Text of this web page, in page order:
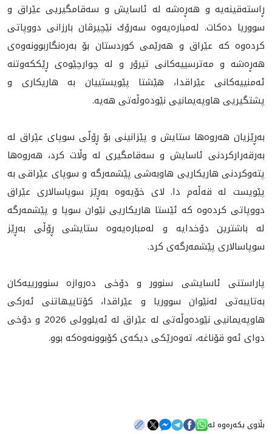
ڕاسته‌قينه‌يه‌ و هه‌ڕه‌شه‌ له‌ ئاسايش و سه‌قامگيريى عێراق و
سووريا ده‌كات. له‌مباره‌يه‌وه‌ سه‌رۆك نێچيرڤان بارزانى دووپاتى
كرده‌وه‌ كه‌ عێراق و هه‌رێمى كوردستان بۆ به‌ره‌نگاربوونه‌وه‌ى
هه‌ڕه‌شه‌ و مه‌ترسیيه‌كانى تيرۆر و له‌ چوارچێوه‌ى ڕێككه‌وتنه‌
ئه‌منيیه‌كانى عێراقدا، هێشتا پێويستييان به‌ هاريكارى و
پشتگيريى هاوپه‌يمانيى نێوده‌وڵه‌تى هه‌يه‌.
به‌ڕێزيان هه‌روه‌ها ستايش و پێزانينى بۆ ڕۆڵى سوپاى عێراق له‌
به‌رقه‌راركردنى ئاسايش و سه‌قامگيرى له‌ وڵات كرد، هه‌روه‌ها
پته‌وكردنى هاريكاريى هاوبه‌شى پێشمه‌رگه‌ و سوپاى عێراقى به‌
پێويست له‌ قه‌ڵه‌م دا. لاى خۆيه‌وه ‌به‌ڕێز سوپاسالارى عێراق
دووپاتى كرده‌وه‌ كه‌ ئێستا هاريكاريى نێوان سوپا و پێشمه‌رگه‌
له‌ باشترين دۆخدايه‌ و له‌مباره‌يه‌وه‌ ستايشى ڕۆڵى به‌ڕێز
سوپاسالارى پێشمه‌رگه‌ى كرد.
پاراستنى ئاسايشى سنوور و دۆخى ده‌روازه‌ سنوورييه‌كان
به‌تايبه‌تى له‌نێوان سووريا و عێراقدا، كۆتاييهاتنى ئه‌ركى
هاوپه‌يمانيى نێوده‌وڵه‌تى له‌ عێراق له‌ ئه‌يلوولى 2026 و دۆخى
دواى ئه‌و قۆناغه‌، ته‌وه‌رێكى ديكه‌ى كۆبوونه‌وه‌كه‌ بوو.
بڵاوی بکەرەوە لە